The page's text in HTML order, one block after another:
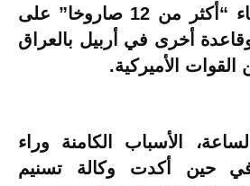
طهران فجر الأربعاء “أكثر من 12 صاروخا” على
أخرى في أربيل بالعراق
الأميركية.
الأسباب الكامنة وراء
حين أكدت وكالة تسنيم